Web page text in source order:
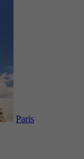
Paris